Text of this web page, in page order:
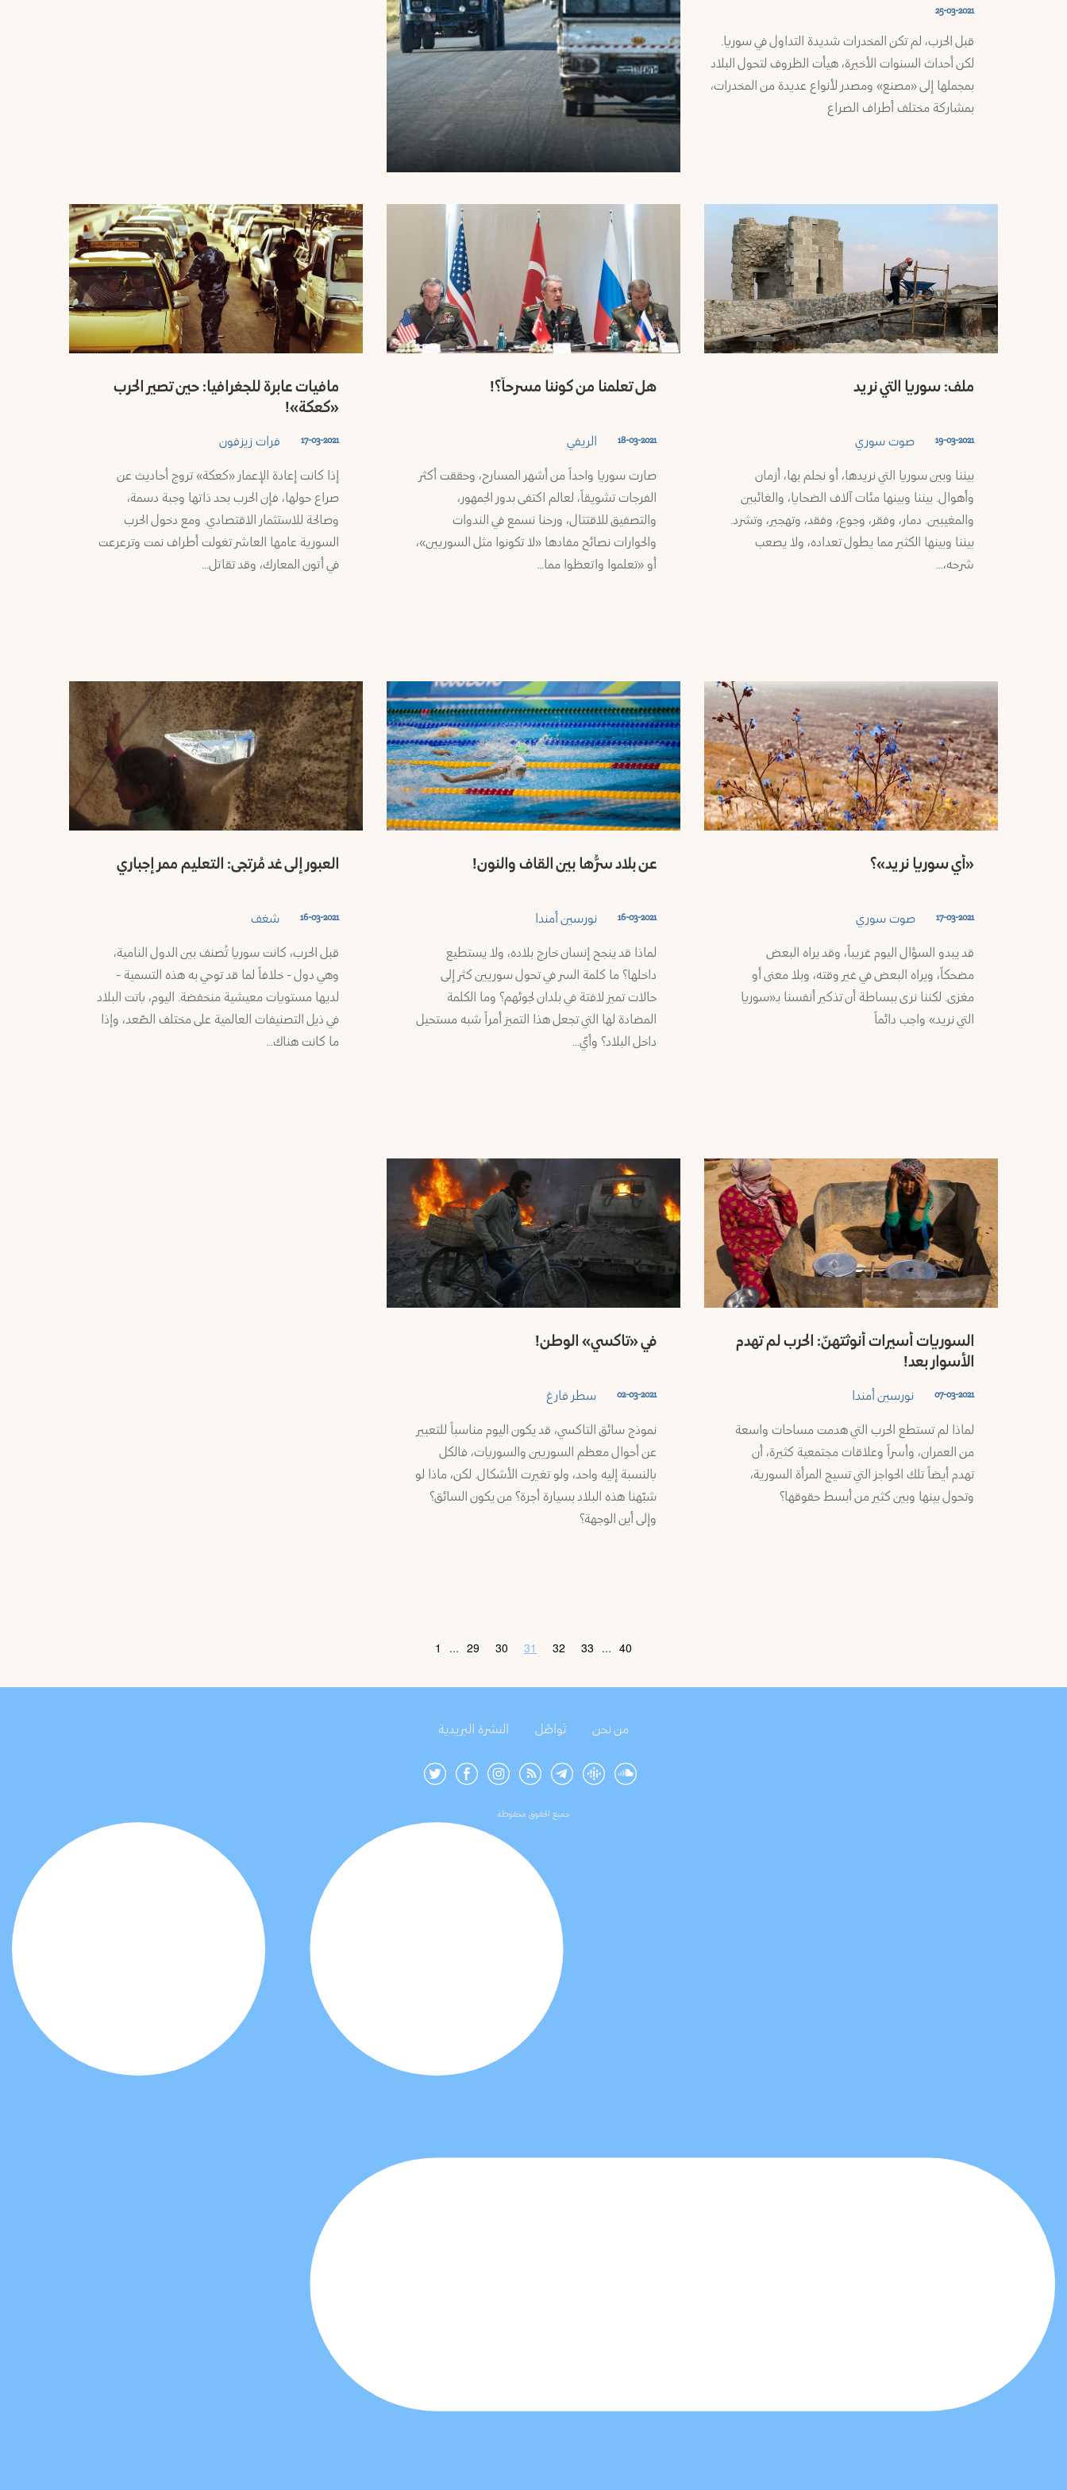
25-03-2021
قبل الحرب، لم تكن المخدرات شديدة التداول في سوريا.
لكن أحداث السنوات الأخيرة، هيأت الظروف لتحول البلاد
بمجملها إلى «مصنع» ومصدر لأنواع عديدة من المخدرات،
بمشاركة مختلف أطراف الصراع
ملف: سوريا التي نريد
صوت سوري 19-03-2021
بيننا وبين سوريا التي نريدها، أو نحلم بها، أزمان
وأهوال. بيننا وبينها مئات آلاف الضحايا، والغائبين
والمغيبين. دمار، وفقر، وجوع، وفقد، وتهجير، وتشرد.
بيننا وبينها الكثير مما يطول تعداده، ولا يصعب
شرحه،…
هل تعلمنا من كوننا مسرحاً؟!
الريفي 18-03-2021
صارت سوريا واحداً من أشهر المسارح، وحققت أكثر
الفرجات تشويقاً، لعالم اكتفى بدور الجمهور،
والتصفيق للاقتتال، ورحنا نسمع في الندوات
والحوارات نصائح مفادها «لا تكونوا مثل السوريين»،
أو «تعلموا واتعظوا مما…
مافيات عابرة للجغرافيا: حين تصير الحرب
«كعكة»!
فرات زيزفون 17-03-2021
إذا كانت إعادة الإعمار «كعكة» تروج أحاديث عن
صراع حولها، فإن الحرب بحد ذاتها وجبة دسمة،
وصالحة للاستثمار الاقتصادي. ومع دخول الحرب
السورية عامها العاشر تغولت أطراف نمت وترعرعت
في أتون المعارك، وقد تقاتل…
«أي سوريا نريد»؟
صوت سوري 17-03-2021
قد يبدو السؤال اليوم غريباً، وقد يراه البعض
مضحكاً، ويراه البعض في غير وقته، وبلا معنى أو
مغزى. لكننا نرى ببساطة أن تذكير أنفسنا بـ«سوريا
التي نريد» واجب دائماً
عن بلاد سرُّها بين القاف والنون!
نورسين أمندا 16-03-2021
لماذا قد ينجح إنسان خارج بلاده، ولا يستطيع
داخلها؟ ما كلمة السر في تحول سوريين كثر إلى
حالات تميز لافتة في بلدان لجوئهم؟ وما الكلمة
المضادة لها التي تجعل هذا التميز أمراً شبه مستحيل
داخل البلاد؟ وأيّ…
العبور إلى غد مُرتجى: التعليم ممر إجباري
شغف 16-03-2021
قبل الحرب، كانت سوريا تُصنف بين الدول النامية،
وهي دول - خلافاً لما قد توحي به هذه التسمية -
لديها مستويات معيشية منخفضة. اليوم، باتت البلاد
في ذيل التصنيفات العالمية على مختلف الصّعد، وإذا
ما كانت هناك…
السوريات أسيرات أنوثتهنّ: الحرب لم تهدم
الأسوار بعد!
نورسين أمندا 07-03-2021
لماذا لم تستطع الحرب التي هدمت مساحات واسعة
من العمران، وأسراً وعلاقات مجتمعية كثيرة، أن
تهدم أيضاً تلك الحواجز التي تسيج المرأة السورية،
وتحول بينها وبين كثير من أبسط حقوقها؟
في «تاكسي» الوطن!
سطر فارغ 02-03-2021
نموذج سائق التاكسي، قد يكون اليوم مناسباً للتعبير
عن أحوال معظم السوريين والسوريات، فالكل
بالنسبة إليه واحد، ولو تغيرت الأشكال. لكن، ماذا لو
شبّهنا هذه البلاد بسيارة أجرة؟ من يكون السائق؟
وإلى أين الوجهة؟
1 ... 29 30 31 32 33 ... 40
من نحن تَواصُل النشرة البريدية
جميع الحقوق محفوظة